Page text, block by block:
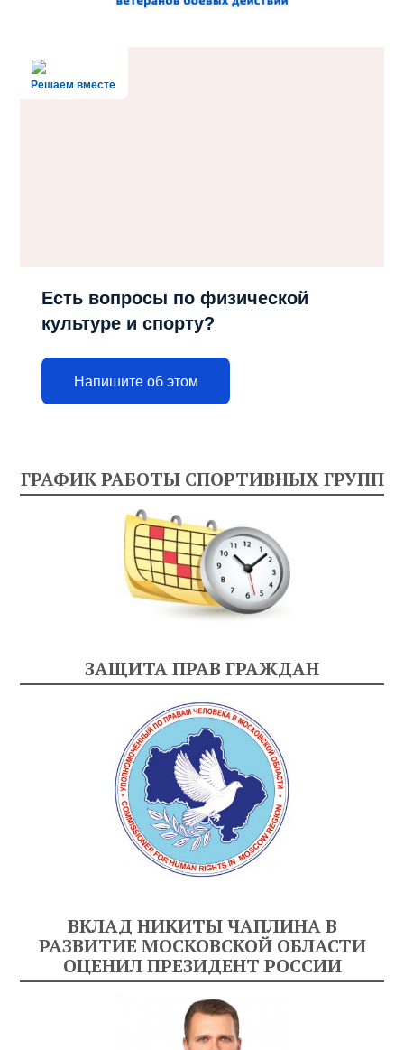
Решаем вместе
Есть вопросы по физической
культуре и спорту?
Напишите об этом
ГРАФИК РАБОТЫ СПОРТИВНЫХ ГРУПП
ЗАЩИТА ПРАВ ГРАЖДАН
ВКЛАД НИКИТЫ ЧАПЛИНА В
РАЗВИТИЕ МОСКОВСКОЙ ОБЛАСТИ
ОЦЕНИЛ ПРЕЗИДЕНТ РОССИИ